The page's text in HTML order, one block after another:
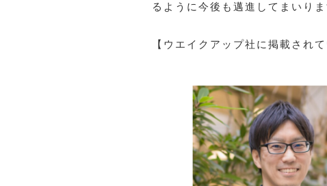
るように今後も邁進してまいり
【ウエイクアップ社に掲載され